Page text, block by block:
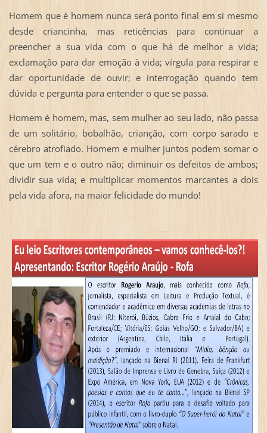
Homem que é homem nunca será ponto final em si mesmo
desde criancinha, mas reticências para continuar a
preencher a sua vida com o que há de melhor a vida;
exclamação para dar emoção à vida; vírgula para respirar e
dar oportunidade de ouvir; e interrogação quando tem
dúvida e pergunta para entender o que se passa.
Homem é homem, mas, sem mulher ao seu lado, não passa
de um solitário, bobalhão, crianção, com corpo sarado e
cérebro atrofiado. Homem e mulher juntos podem somar o
que um tem e o outro não; diminuir os defeitos de ambos;
dividir sua vida; e multiplicar momentos marcantes a dois
pela vida afora, na maior felicidade do mundo!